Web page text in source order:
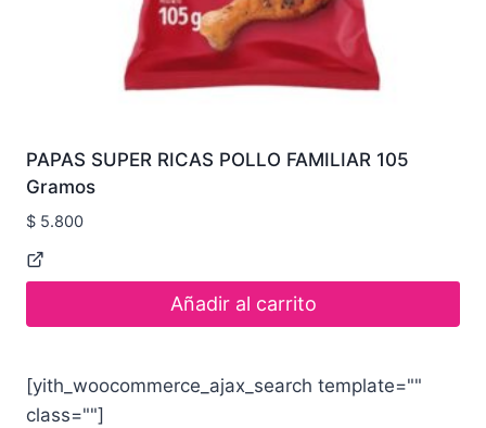
PAPAS SUPER RICAS POLLO FAMILIAR 105
Gramos
$ 5.800
Añadir al carrito
[yith_woocommerce_ajax_search template=""
class=""]